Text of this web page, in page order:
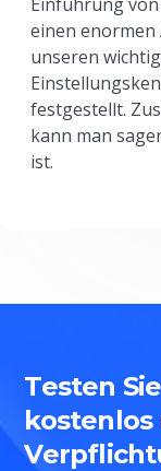
einen enormen
unseren
festgestellt.
kann man
ist.
Testen